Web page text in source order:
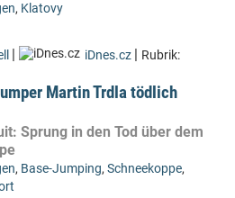
, Klatovy
| iDnes.cz | Rubrik:
Martin Trdla tödlich
Sprung in den Tod über dem
, Base-Jumping, Schneekoppe,